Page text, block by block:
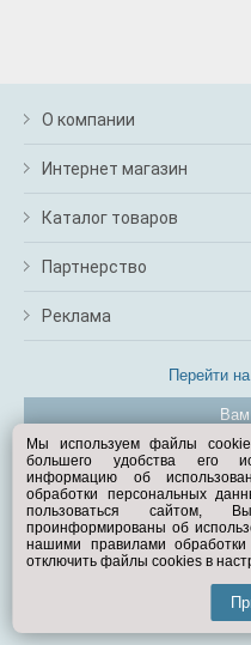
О компании
Интернет магазин
Каталог товаров
Партнерство
Реклама
Перейти
©
Мы используем файлы
большего удобства его
информацию об
обработки персональных
пользоваться сайтом,
проинформированы об
нашими правилами
отключить файлы cookies в